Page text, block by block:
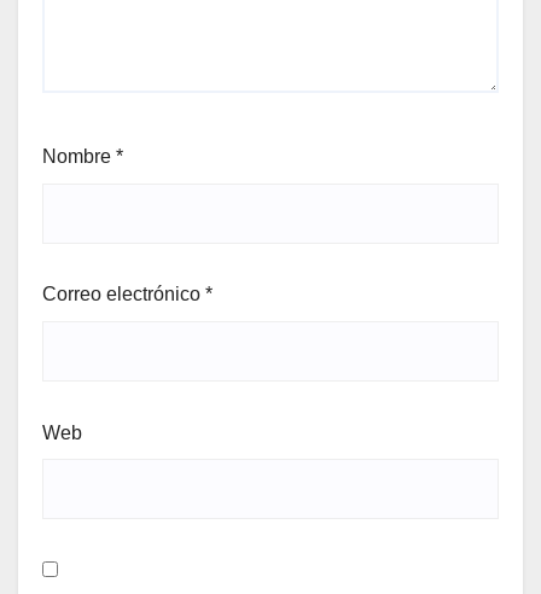
Nombre *
Correo electrónico *
Web